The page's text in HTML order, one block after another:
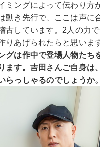
ミングによって伝わり方
動き先行で、ここは声に
古しています。2人の力
りあげられたらと思いま
は作中で登場人物たち
ます。吉田さんご自身は
らっしゃるのでしょうか。